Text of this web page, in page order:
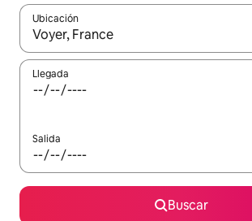
Ubicación
Cuando los resultados estén
Llegada
Salida
Buscar